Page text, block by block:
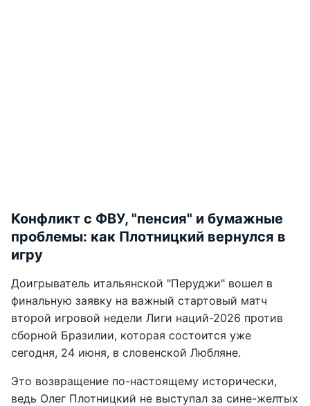
Конфликт с ФВУ, "пенсия" и бумажные
проблемы: как Плотницкий вернулся в
игру
Доигрыватель итальянской "Перуджи" вошел в
финальную заявку на важный стартовый матч
второй игровой недели Лиги наций-2026 против
сборной Бразилии, которая состоится уже
сегодня, 24 июня, в словенской Любляне.
Это возвращение по-настоящему исторически,
ведь Олег Плотницкий не выступал за сине-желтых